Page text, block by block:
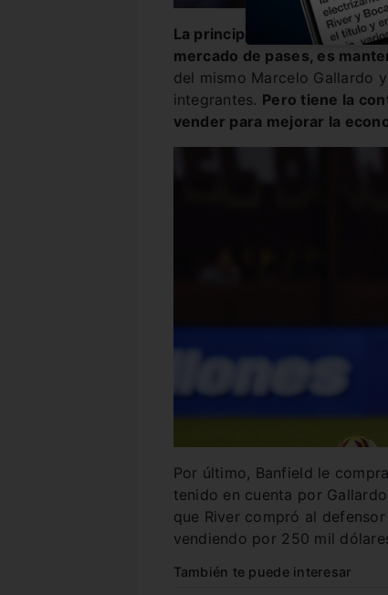
La principal premisa para la
mercado de pases, es
del mismo Marcelo Gallardo
integrantes. Pero tiene la
vender para mejorar la
Por último, Banfield le
tenido en cuenta por
que River compró al
vendiendo por 250 mil
También te puede interesar